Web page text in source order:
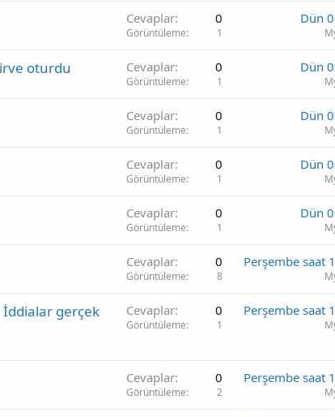
Cevaplar 0
Görüntüleme 1
Dün
oturdu Cevaplar 0
Görüntüleme 1
Dün
Cevaplar 0
Görüntüleme 1
Dün
Cevaplar 0
Görüntüleme 1
Dün
Cevaplar 0
Görüntüleme 1
Dün
Cevaplar 0
Görüntüleme 8
Perşembe saat
İddialar gerçek
Cevaplar 0
Görüntüleme 1
Perşembe saat
Cevaplar 0
Görüntüleme 2
Perşembe saat